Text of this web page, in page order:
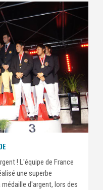
! L'équipe de France
une superbe
d'argent, lors des